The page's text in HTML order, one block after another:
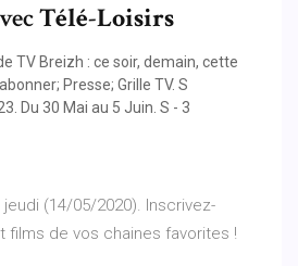
Télé-Loisirs
TV Breizh : ce soir, demain, cette
Presse; Grille TV. S
Du 30 Mai au 5 Juin. S - 3
(14/05/2020). Inscrivez-
de vos chaines favorites !